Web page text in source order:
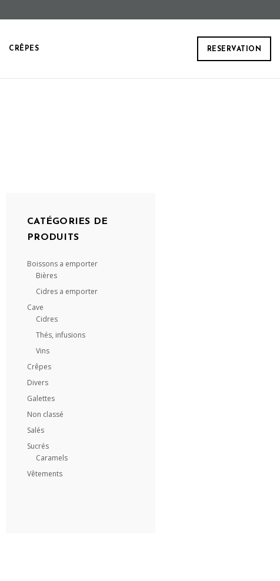
RESERVATION
CRÊPES
CATÉGORIES DE
PRODUITS
Boissons a emporter
Bières
Cidres a emporter
Cave
Cidres
Thés, infusions
Vins
Crêpes
Divers
Galettes
Non classé
Salés
Sucrés
Caramels
Vêtements